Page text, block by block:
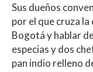
Sus dueños
por el que cruza
Bogotá y hablar
especias y dos
pan indio relleno